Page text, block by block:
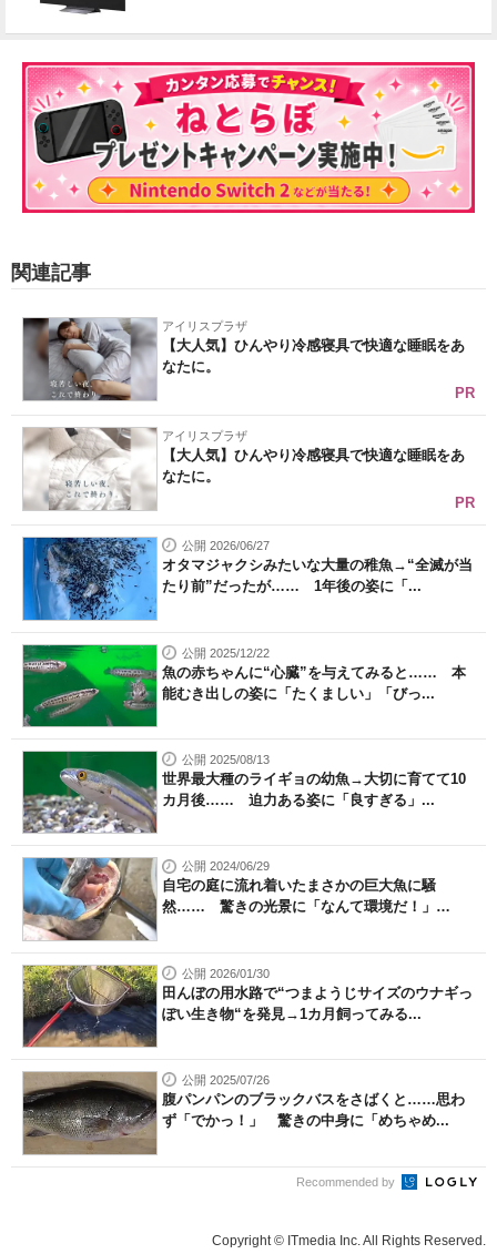
関連記事
アイリスプラザ
【大人気】ひんやり冷感寝具で快適な睡眠をあ
なたに。
PR
アイリスプラザ
【大人気】ひんやり冷感寝具で快適な睡眠をあ
なたに。
PR
公開 2026/06/27
オタマジャクシみたいな大量の稚魚→“全滅が当
たり前”だったが…… 1年後の姿に「...
公開 2025/12/22
魚の赤ちゃんに“心臓”を与えてみると…… 本
能むき出しの姿に「たくましい」「びっ...
公開 2025/08/13
世界最大種のライギョの幼魚→大切に育てて10
カ月後…… 迫力ある姿に「良すぎる」...
公開 2024/06/29
自宅の庭に流れ着いたまさかの巨大魚に騒
然…… 驚きの光景に「なんて環境だ！」
公開 2026/01/30
田んぼの用水路で“つまようじサイズのウナギっ
ぽい生き物“を発見→1カ月飼ってみる...
公開 2025/07/26
腹パンパンのブラックバスをさばくと……思わ
ず「でかっ！」 驚きの中身に「めちゃめ...
Recommended by
Copyright © ITmedia Inc. All Rights Reserved.